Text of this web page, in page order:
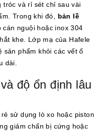
tróc và rỉ sét chỉ sau vài
Trong khi đó, bản lề
cán nguội hoặc inox 304
khe. Lớp mạ của Hafele
sản phẩm khỏi các vết ố
dài.
độ ổn định lâu
sử dụng lò xo hoặc piston
giảm chấn bị cứng hoặc